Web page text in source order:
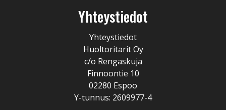
Yhteystiedot
Yhteystiedot
Huoltoritarit Oy
c/o Rengaskuja
Finnoontie 10
02280 Espoo
Y-tunnus: 2609977-4